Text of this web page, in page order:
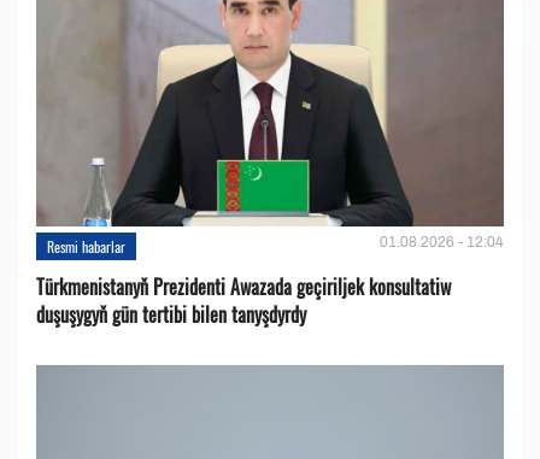
Resmi habarlar 01.08.2026 - 12:04
Türkmenistanyň Prezidenti Awazada geçiriljek konsultatiw
duşuşygyň gün tertibi bilen tanyşdyrdy